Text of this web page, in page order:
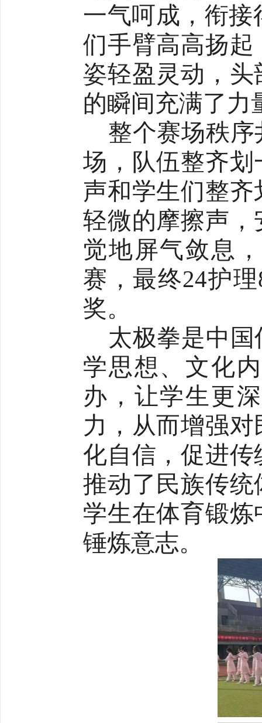
一气呵成，衔
们手臂高高扬
姿轻盈灵动，
的瞬间充满了力
整个赛场秩
场，队伍整齐
声和学生们整
轻微的摩擦声
觉地屏气敛息
赛，最终24护
奖。
太极拳是中
学思想、文化
办，让学生更
力，从而增强
化自信，促进
推动了民族传
学生在体育锻
锤炼意志。